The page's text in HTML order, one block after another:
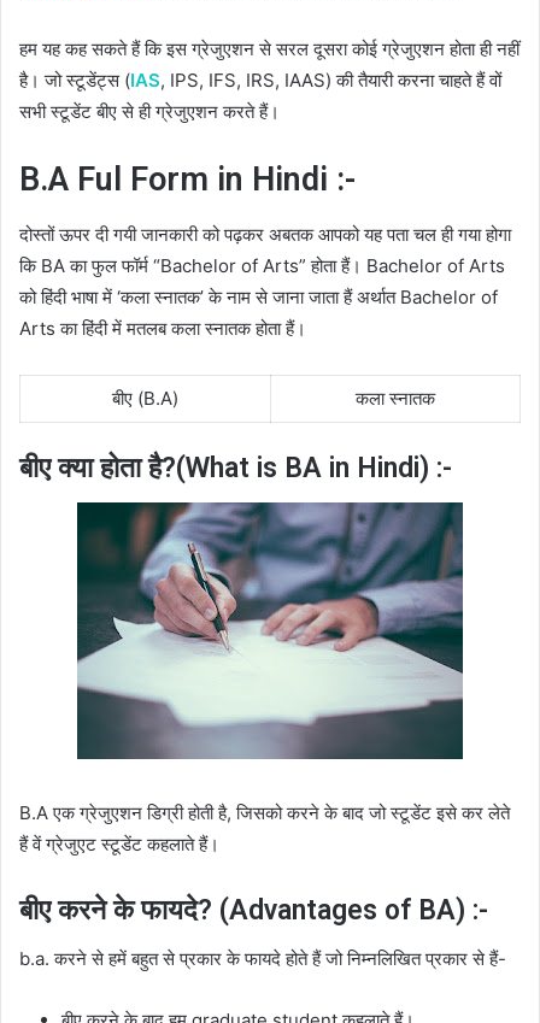
हम यह कह सकते हैं कि इस ग्रेजुएशन से सरल दूसरा कोई ग्रेजुएशन होता ही नहीं
है। जो स्टूडेंट्स (IAS, IPS, IFS, IRS, IAAS) की तैयारी करना चाहते हैं वों
सभी स्टूडेंट बीए से ही ग्रेजुएशन करते हैं।
B.A Ful Form in Hindi :-
दोस्तों ऊपर दी गयी जानकारी को पढ़कर अबतक आपको यह पता चल ही गया होगा
कि BA का फुल फॉर्म “Bachelor of Arts” होता हैं। Bachelor of Arts
को हिंदी भाषा में ‘कला स्नातक’ के नाम से जाना जाता हैं अर्थात Bachelor of
Arts का हिंदी में मतलब कला स्नातक होता हैं।
बीए (B.A) कला स्नातक
बीए क्या होता है?(What is BA in Hindi) :-
B.A एक ग्रेजुएशन डिग्री होती है, जिसको करने के बाद जो स्टूडेंट इसे कर लेते
हैं वें ग्रेजुएट स्टूडेंट कहलाते हैं।
बीए करने के फायदे? (Advantages of BA) :-
b.a. करने से हमें बहुत से प्रकार के फायदे होते हैं जो निम्नलिखित प्रकार से हैं-